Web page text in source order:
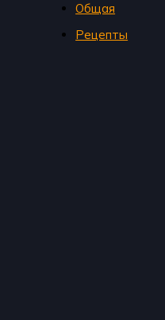
Общая
Рецепты